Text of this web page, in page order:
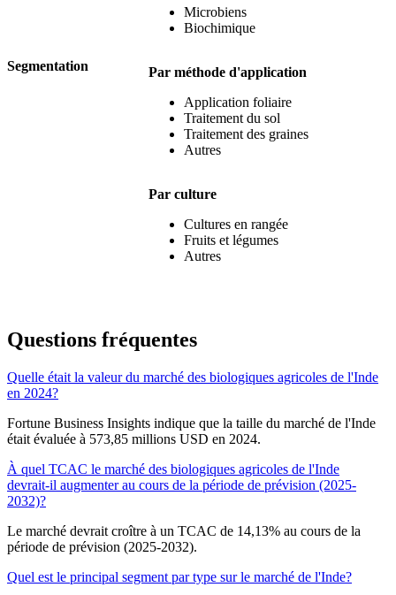
Segmentation
Microbiens
Biochimique
Par méthode d'application
Application foliaire
Traitement du sol
Traitement des graines
Autres
Par culture
Cultures en rangée
Fruits et légumes
Autres
Questions fréquentes
Quelle était la valeur du marché des biologiques agricoles de l'Inde
en 2024?
Fortune Business Insights indique que la taille du marché de l'Inde
était évaluée à 573,85 millions USD en 2024.
À quel TCAC le marché des biologiques agricoles de l'Inde
devrait-il augmenter au cours de la période de prévision (2025-
2032)?
Le marché devrait croître à un TCAC de 14,13% au cours de la
période de prévision (2025-2032).
Quel est le principal segment par type sur le marché de l'Inde?